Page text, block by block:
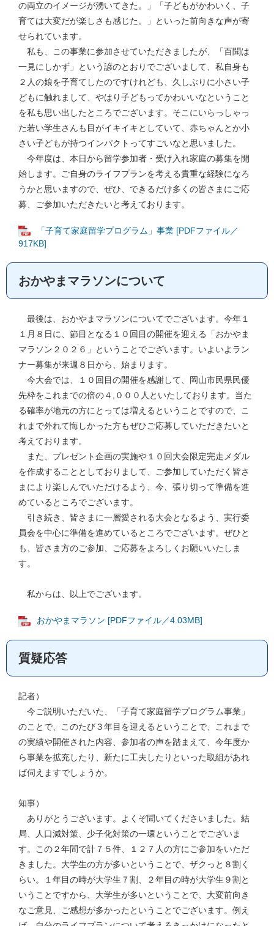
の両立のイメージが湧いてきた。」「子どもがかわいく、子
育ては大変だが楽しさも感じた。」といった前向きな声が寄
せられています。
私も、この事業に参加させていただきましたが、「百聞は
一見にしかず」という諺のとおりでございまして、私自身も
２人の娘を子育てしたのですけれども、久しぶりに小さい子
どもに触れまして、やはり子どもってかわいいなということ
を私も思い出したところでございます。そこにいらっしゃっ
た若い学生さんも目がイキイキとしていて、赤ちゃんとか小
さい子どもが持つインパクトってすごいなと思いました。
今年度は、本日から留学参加者・受け入れ家庭の募集を開
始します。ご自身のライフプランを考える貴重な経験になろ
うかと思いますので、ぜひ、できるだけ多くの皆さまにご応
募、ご参加いただきたいと考えております。
「子育て家庭留学プログラム」事業 [PDFファイル／
917KB]
おかやまマラソンについて
最後は、おかやまマラソンについてでございます。今年１
１月８日に、節目となる１０回目の開催を迎える「おかやま
マラソン２０２６」ということでございます。いよいよラン
ナー募集が来週８日から、始まります。
今大会では、１０回目の開催を感謝して、岡山市民県民優
先枠をこれまでの倍の４,０００人といたしております。当た
る確率が地元の方にとっては増えるということですので、こ
れまで外れて悔しかった方もぜひご応募していただきたいと
考えております。
また、プレゼント企画の実施や１０回大会限定完走メダル
を作成することとしておりまして、ご参加していただく皆さ
まにより楽しんでいただけるよう、今、張り切って準備を進
めているところでございます。
引き続き、皆さまに一層愛される大会となるよう、実行委
員会を中心に準備を進めているところでございます。ぜひと
も、皆さま方のご参加、ご応募をよろしくお願いいたしま
す。
私からは、以上でございます。
おかやまマラソン [PDFファイル／4.03MB]
質疑応答
記者）
今ご説明いただいた、「子育て家庭留学プログラム事業」
のことで、このたび３年目を迎えるということで、これまで
の実績や開催された内容、参加者の声を踏まえて、今年度か
ら事業を拡充したり、新たに工夫したりといった取組があれ
ば伺えますでしょうか。
知事）
ありがとうございます。よくぞ聞いてくださいました。結
局、人口減対策、少子化対策の一環ということでございま
す。この２年間で計７５件、１２７人の方にご参加をいただ
きました。大学生の方が多いということで、ザクっと８割く
らい。１年目の時が大学生７割、２年目の時が大学生９割と
いうことですから、大学生が多いということで、大変前向き
なご意見、ご感想が多かったということでございます。例え